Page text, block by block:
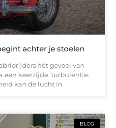
achter je stoelen
hét gevoel van
een keerzijde: turbulentie.
kan de lucht in
BLOG